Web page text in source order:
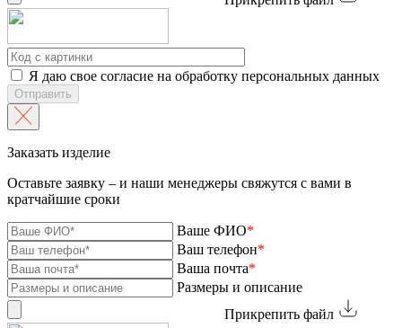
Я даю свое согласие на обработку персональных данных
Отправить
Заказать изделие
Оставьте заявку – и наши менеджеры свяжутся с вами в
кратчайшие сроки
Ваше ФИО*
Ваш телефон*
Ваша почта*
Размеры и описание
Прикрепить файл